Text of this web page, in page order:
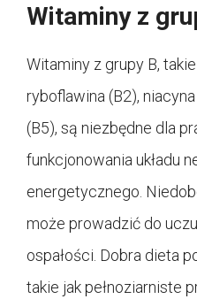
Witaminy z
Witaminy z grupy B,
ryboflawina (B2),
(B5), są niezbędne dla
funkcjonowania układu
energetycznego.
może prowadzić do
ospałości. Dobra dieta
takie jak pełnoziarniste